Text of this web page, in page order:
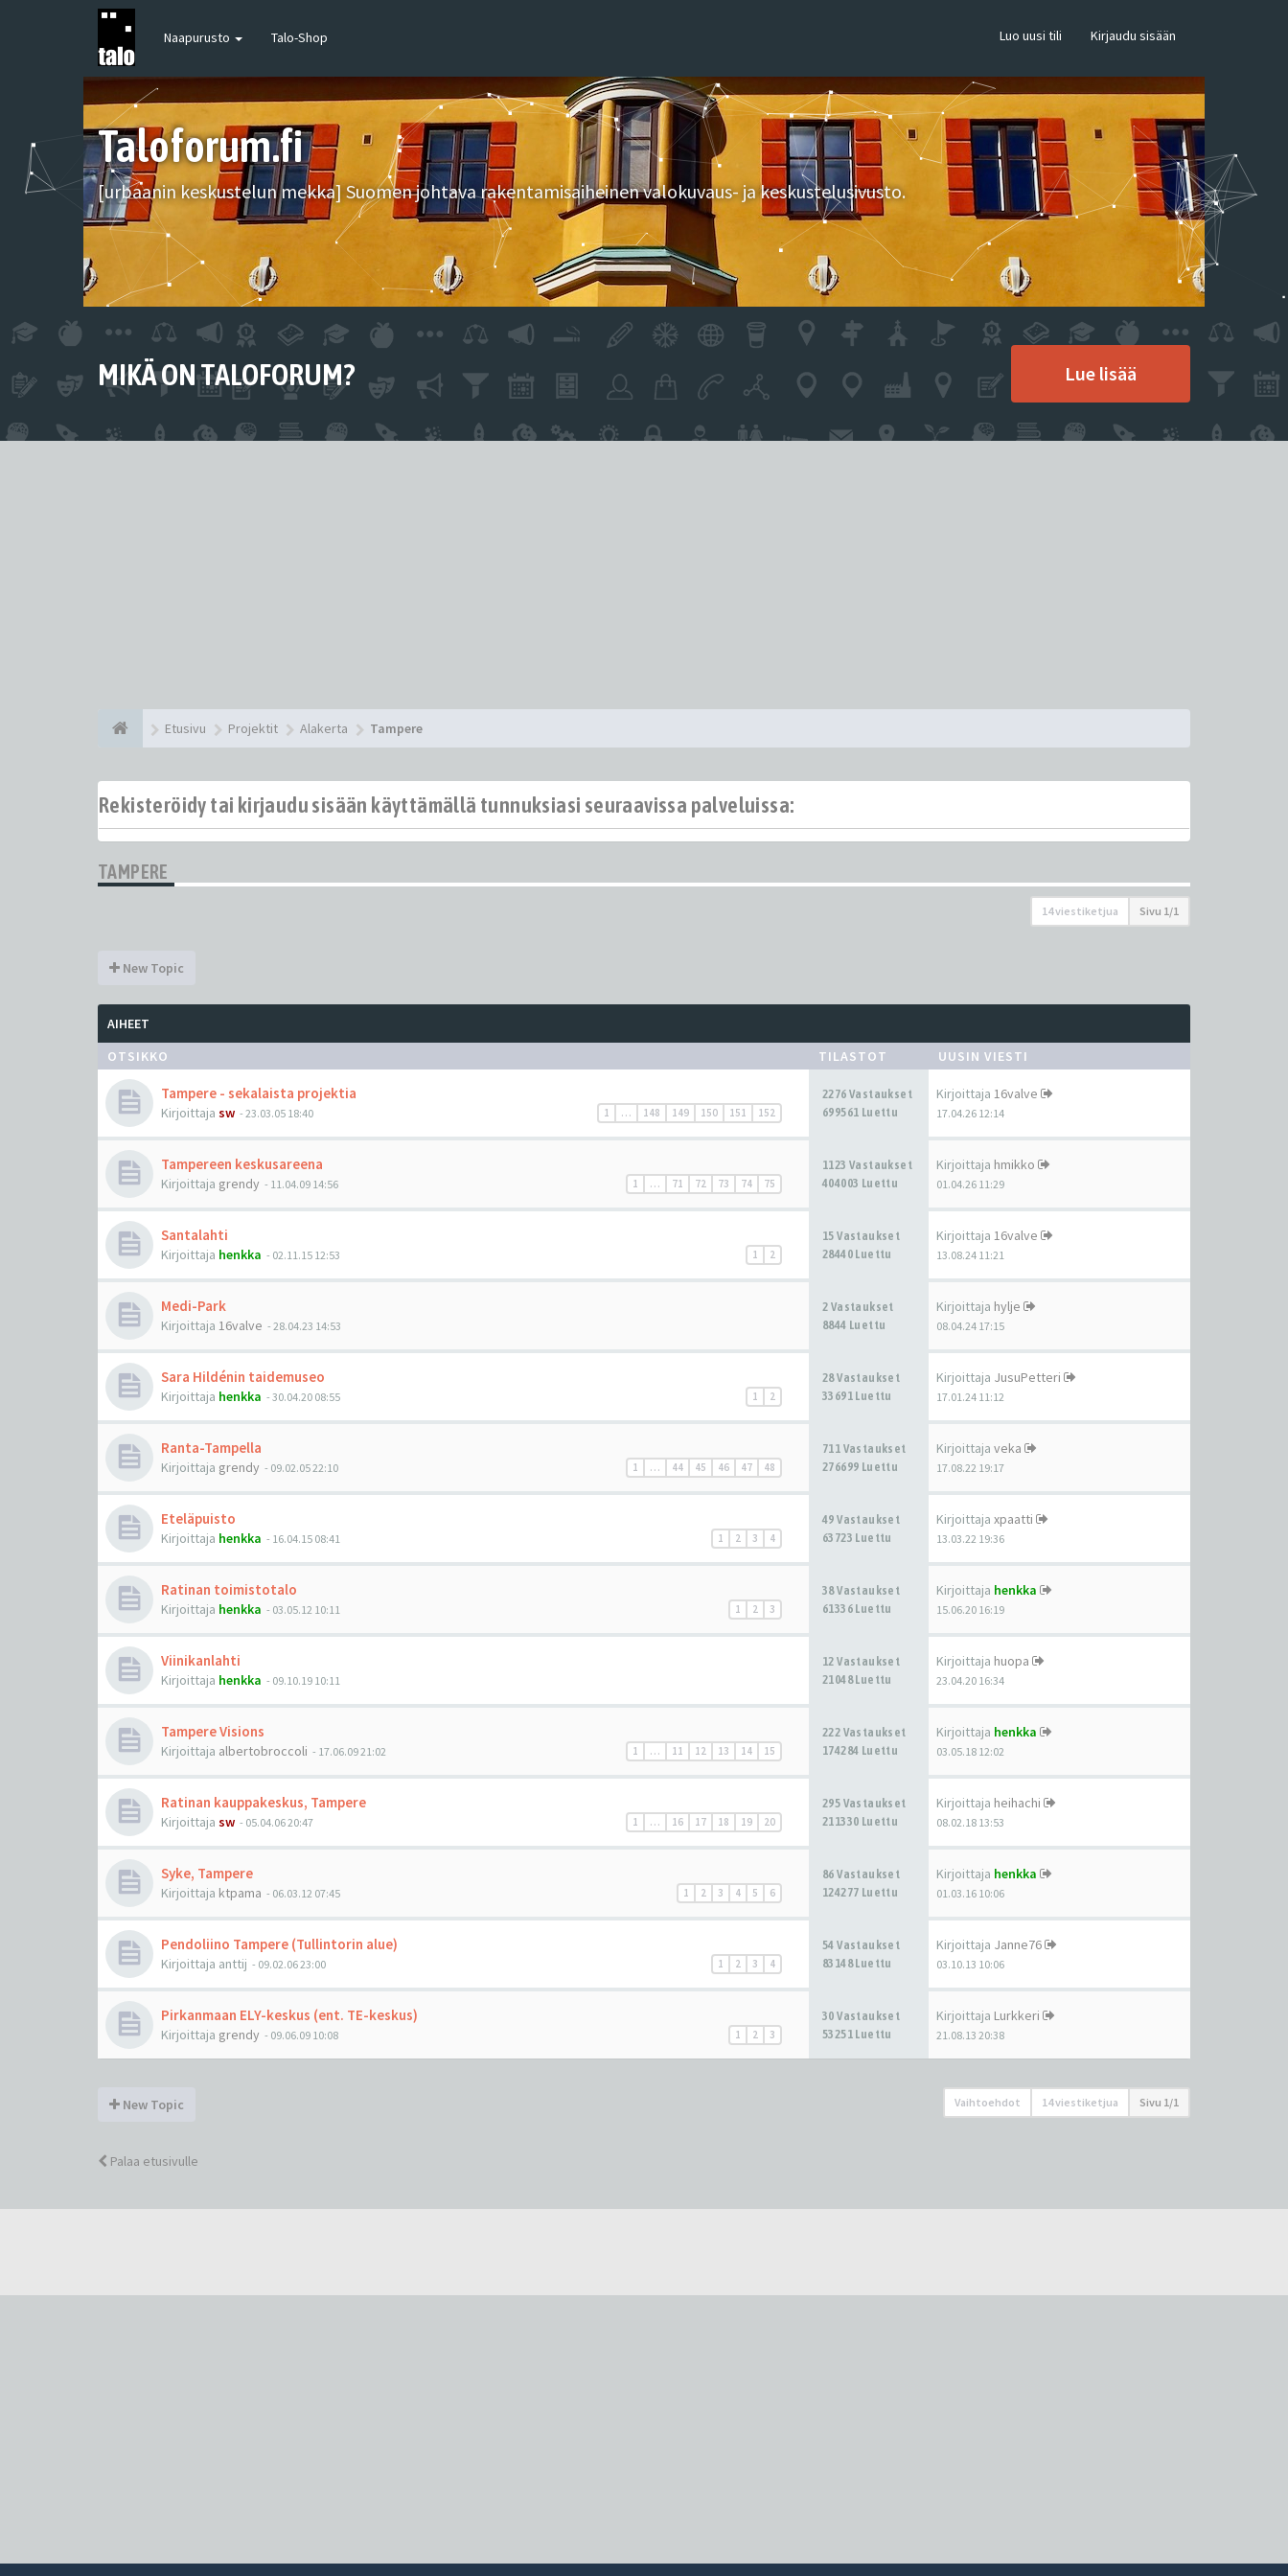
Naapurusto Talo-Shop Luo uusi tili Kirjaudu sisään
Taloforum.fi
[urbaanin keskustelun mekka] Suomen johtava rakentamisaiheinen valokuvaus- ja keskustelusivusto.
MIKÄ ON TALOFORUM? Lue lisää
Etusivu Projektit Alakerta Tampere
Rekisteröidy tai kirjaudu sisään käyttämällä tunnuksiasi seuraavissa palveluissa:
TAMPERE
14 viestiketjua Sivu 1 /1
New Topic
AIHEET
OTSIKKO
TILASTOT UUSIN VIESTI
Tampere - sekalaista projektia
1 … 148 149 150 151 152
Kirjoittaja sw - 23.03.05 18:40
2276 Vastaukset
699561 Luettu
Kirjoittaja 16valve
17.04.26 12:14
Tampereen keskusareena
1 … 71 72 73 74 75
Kirjoittaja grendy - 11.04.09 14:56
1123 Vastaukset
404003 Luettu
Kirjoittaja hmikko
01.04.26 11:29
Santalahti
1 2
Kirjoittaja henkka - 02.11.15 12:53
15 Vastaukset
28440 Luettu
Kirjoittaja 16valve
13.08.24 11:21
Medi-Park
Kirjoittaja 16valve - 28.04.23 14:53
2 Vastaukset
8844 Luettu
Kirjoittaja hylje
08.04.24 17:15
Sara Hildénin taidemuseo
1 2
Kirjoittaja henkka - 30.04.20 08:55
28 Vastaukset
33691 Luettu
Kirjoittaja JusuPetteri
17.01.24 11:12
Ranta-Tampella
1 … 44 45 46 47 48
Kirjoittaja grendy - 09.02.05 22:10
711 Vastaukset
276699 Luettu
Kirjoittaja veka
17.08.22 19:17
Eteläpuisto
1 2 3 4
Kirjoittaja henkka - 16.04.15 08:41
49 Vastaukset
63723 Luettu
Kirjoittaja xpaatti
13.03.22 19:36
Ratinan toimistotalo
1 2 3
Kirjoittaja henkka - 03.05.12 10:11
38 Vastaukset
61336 Luettu
Kirjoittaja henkka
15.06.20 16:19
Viinikanlahti
Kirjoittaja henkka - 09.10.19 10:11
12 Vastaukset
21048 Luettu
Kirjoittaja huopa
23.04.20 16:34
Tampere Visions
1 … 11 12 13 14 15
Kirjoittaja albertobroccoli - 17.06.09 21:02
222 Vastaukset
174284 Luettu
Kirjoittaja henkka
03.05.18 12:02
Ratinan kauppakeskus, Tampere
1 … 16 17 18 19 20
Kirjoittaja sw - 05.04.06 20:47
295 Vastaukset
211330 Luettu
Kirjoittaja heihachi
08.02.18 13:53
Syke, Tampere
1 2 3 4 5 6
Kirjoittaja ktpama - 06.03.12 07:45
86 Vastaukset
124277 Luettu
Kirjoittaja henkka
01.03.16 10:06
Pendoliino Tampere (Tullintorin alue)
1 2 3 4
Kirjoittaja anttij - 09.02.06 23:00
54 Vastaukset
83148 Luettu
Kirjoittaja Janne76
03.10.13 10:06
Pirkanmaan ELY-keskus (ent. TE-keskus)
1 2 3
Kirjoittaja grendy - 09.06.09 10:08
30 Vastaukset
53251 Luettu
Kirjoittaja Lurkkeri
21.08.13 20:38
New Topic Vaihtoehdot 14 viestiketjua Sivu 1 /1
Palaa etusivulle